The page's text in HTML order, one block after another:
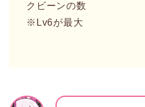
クビーンの数
※Lv6が最大